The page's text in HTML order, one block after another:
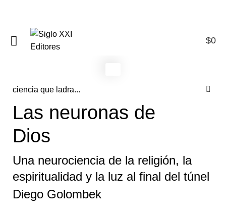
$0
ciencia que ladra...
Las neuronas de
Dios
Una neurociencia de la religión, la
espiritualidad y la luz al final del túnel
Diego Golombek